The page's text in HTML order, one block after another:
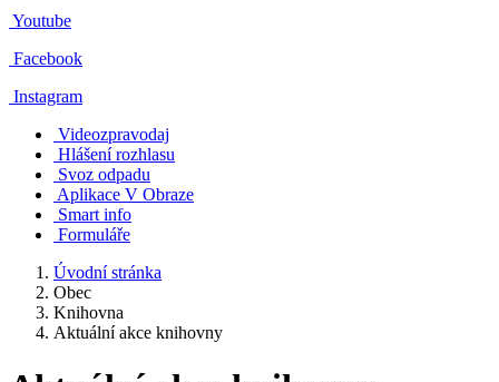
Youtube
Facebook
Instagram
Videozpravodaj
Hlášení rozhlasu
Svoz odpadu
Aplikace V Obraze
Smart info
Formuláře
Úvodní stránka
Obec
Knihovna
Aktuální akce knihovny